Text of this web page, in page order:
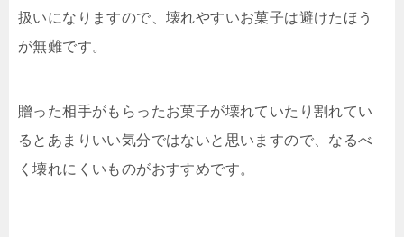
扱いになりますので、壊れやすいお菓子は避けたほう
が無難です。
贈った相手がもらったお菓子が壊れていたり割れてい
るとあまりいい気分ではないと思いますので、なるべ
く壊れにくいものがおすすめです。